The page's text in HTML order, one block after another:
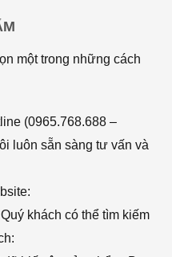
một trong những cách
(0965.768.688 –
luôn sẵn sàng tư vấn và
khách có thể tìm kiếm